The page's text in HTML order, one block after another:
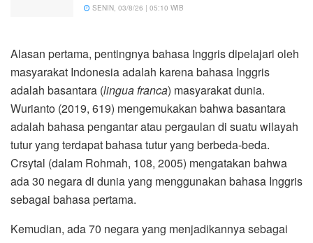
SENIN, 03/8/26 | 05:10 WIB
Alasan pertama, pentingnya bahasa Inggris dipelajari oleh
masyarakat Indonesia adalah karena bahasa Inggris
adalah basantara (lingua franca) masyarakat dunia.
Wurianto (2019, 619) mengemukakan bahwa basantara
adalah bahasa pengantar atau pergaulan di suatu wilayah
tutur yang terdapat bahasa tutur yang berbeda-beda.
Crsytal (dalam Rohmah, 108, 2005) mengatakan bahwa
ada 30 negara di dunia yang menggunakan bahasa Inggris
sebagai bahasa pertama.
Kemudian, ada 70 negara yang menjadikannya sebagai